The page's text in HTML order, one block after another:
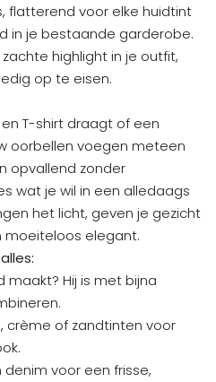
flatterend voor elke huidtint
in je bestaande garderobe.
highlight in je outfit,
op te eisen.
T-shirt draagt of een
oorbellen voegen meteen
opvallend zonder
wat je wil in een alledaags
het licht, geven je gezicht
moeiteloos elegant.
maakt? Hij is met bijna
crème of zandtinten voor
voor een frisse,